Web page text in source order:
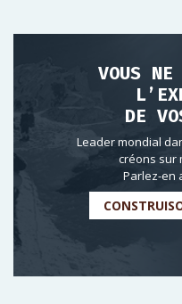
VOUS NE
DE
Leader mondial
créons sur
Parlez-en